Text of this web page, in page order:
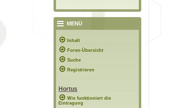
MENÜ
Inhalt
Foren-Übersicht
Suche
Registrieren
Hortus
Wie funktioniert die
Eintragung